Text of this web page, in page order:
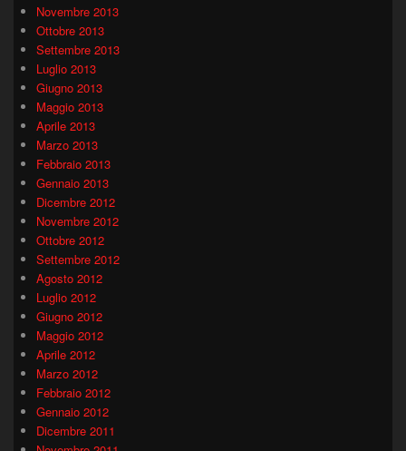
Novembre 2013
Ottobre 2013
Settembre 2013
Luglio 2013
Giugno 2013
Maggio 2013
Aprile 2013
Marzo 2013
Febbraio 2013
Gennaio 2013
Dicembre 2012
Novembre 2012
Ottobre 2012
Settembre 2012
Agosto 2012
Luglio 2012
Giugno 2012
Maggio 2012
Aprile 2012
Marzo 2012
Febbraio 2012
Gennaio 2012
Dicembre 2011